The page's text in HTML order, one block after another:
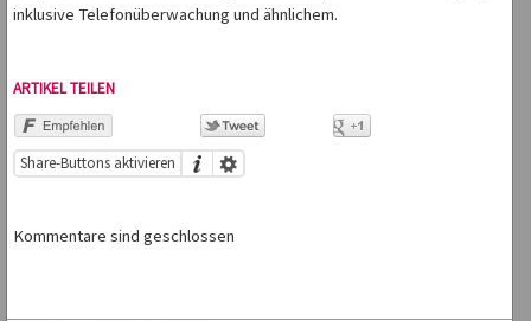
inklusive Telefonüberwachung und ähnlichem.
ARTIKEL TEILEN
Share-Buttons aktivieren
Kommentare sind geschlossen